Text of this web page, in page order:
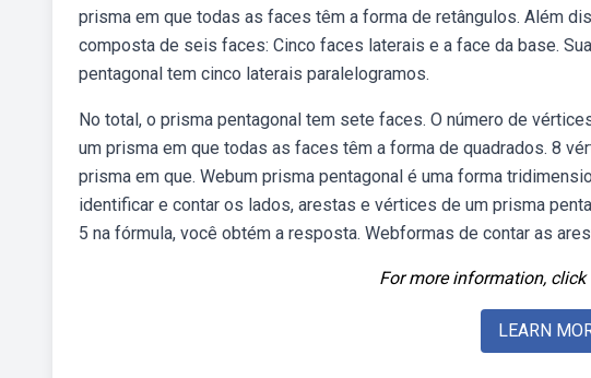
prisma em que todas as faces têm a forma de retângulos. Além
composta de seis faces: Cinco faces laterais e a face da base.
pentagonal tem cinco laterais paralelogramos.
No total, o prisma pentagonal tem sete faces. O número de
um prisma em que todas as faces têm a forma de quadrados. 8
prisma em que. Webum prisma pentagonal é uma forma
identificar e contar os lados, arestas e vértices de um prisma
5 na fórmula, você obtém a resposta. Webformas de contar as
For more information, click
LEARN